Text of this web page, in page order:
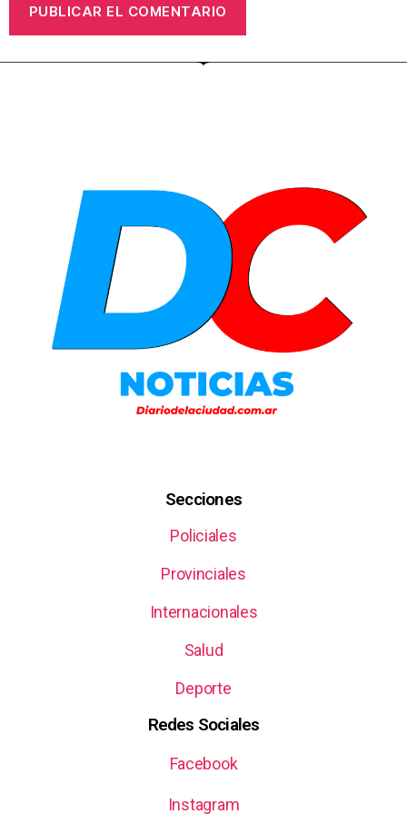
Secciones
Policiales
Provinciales
Internacionales
Salud
Deporte
Redes Sociales
Facebook
Instagram